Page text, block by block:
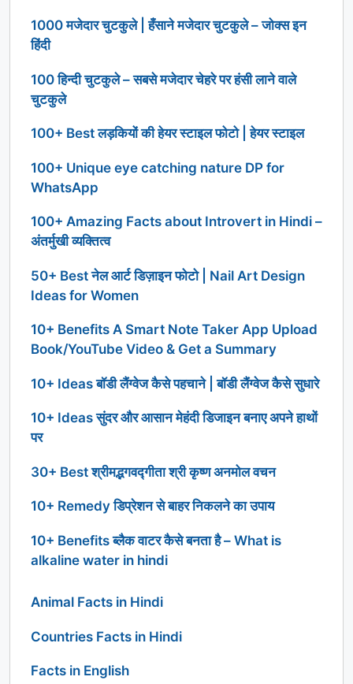
1000 मजेदार चुटकुले | हँसाने मजेदार चुटकुले – जोक्स इन
हिंदी
100 हिन्दी चुटकुले – सबसे मजेदार चेहरे पर हंसी लाने वाले
चुटकुले
100+ Best लड़कियों की हेयर स्टाइल फोटो | हेयर स्टाइल
100+ Unique eye catching nature DP for
WhatsApp
100+ Amazing Facts about Introvert in Hindi –
अंतर्मुखी व्यक्तित्व
50+ Best नेल आर्ट डिज़ाइन फोटो | Nail Art Design
Ideas for Women
10+ Benefits A Smart Note Taker App Upload
Book/YouTube Video & Get a Summary
10+ Ideas बॉडी लैंग्वेज कैसे पहचाने | बॉडी लैंग्वेज कैसे सुधारे
10+ Ideas सुंदर और आसान मेहंदी डिजाइन बनाए अपने हाथों
पर
30+ Best श्रीमद्भगवद्गीता श्री कृष्ण अनमोल वचन
10+ Remedy डिप्रेशन से बाहर निकलने का उपाय
10+ Benefits ब्लैक वाटर कैसे बनता है – What is
alkaline water in hindi
Animal Facts in Hindi
Countries Facts in Hindi
Facts in English